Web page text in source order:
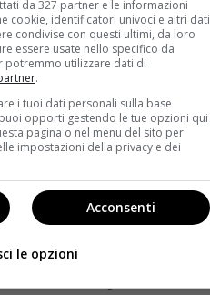
si riscatta con
Animals su Prime
da flop a serial killer
da 327 partner e le informazioni
cookie, identificatori univoci e altri dati
condivise con questi ultimi, da loro
essere usate nello specifico da
potremmo utilizzare dati di
.
i tuoi dati personali sulla base
opporti gestendo le tue opzioni qui
pagina o nel menu del sito per
impostazioni della privacy e dei
Acconsenti
le opzioni